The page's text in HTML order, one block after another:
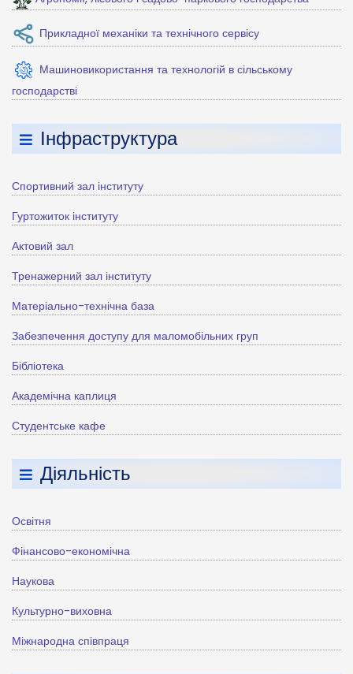
Прикладної механіки та технічного сервісу
Машиновикористання та технологій в сільському
господарстві
Інфраструктура
Спортивний зал інституту
Гуртожиток інституту
Актовий зал
Тренажерний зал інституту
Матеріально-технічна база
Забезпечення доступу для маломобільних груп
Бібліотека
Академічна каплиця
Студентське кафе
Діяльність
Освітня
Фінансово-економічна
Наукова
Культурно-виховна
Міжнародна співпраця